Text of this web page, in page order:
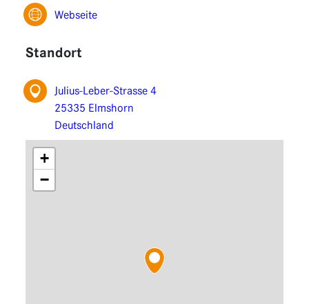
Fonctions
Extensions
Webseite
Standort
Julius-Leber-Strasse 4
25335 Elmshorn
Deutschland
+
−